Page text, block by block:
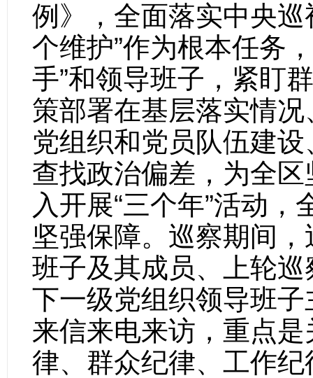
例》，全面落实中央
个维护”作为根本任务
手”和领导班子，紧盯
策部署在基层落实情
党组织和党员队伍建
查找政治偏差，为全区
入开展“三个年”活动
坚强保障。 巡察期间
班子及其成员、上轮
下一级党组织领导班
来信来电来访，重点
律、群众纪律、工作